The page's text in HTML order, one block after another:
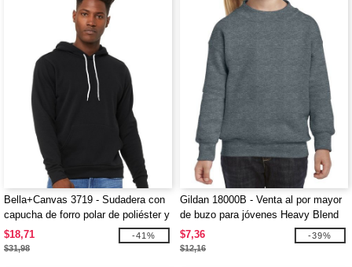
Bella+Canvas 3719 - Sudadera con
capucha de forro polar de poliéster y
algodón
$18,71
$31,98
-41%
Gildan 18000B - Venta al por mayor
de buzo para jóvenes Heavy Blend
con cuello redondo
$7,36
$12,16
-39%